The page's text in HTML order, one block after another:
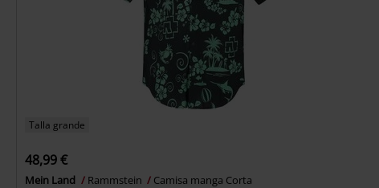
Talla grande
48,99 €
Mein Land Rammstein Camisa manga Corta